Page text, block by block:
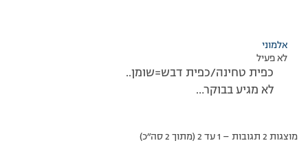
אלמוני
לא פעיל
כפית טחינה/כפית דבש=שומן..
לא מגיע בבוקר…
מוצגות 2 תגובות – 1 עד 2 (מתוך 2 סה״כ)